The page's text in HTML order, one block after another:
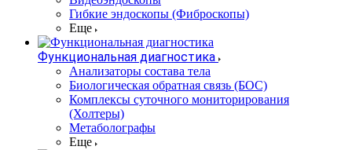
Гибкие эндоскопы (Фиброcкопы)
Еще
Функциональная диагностика
Анализаторы состава тела
Биологическая обратная связь (БОС)
Комплексы суточного мониторирования
(Холтеры)
Метаболографы
Еще